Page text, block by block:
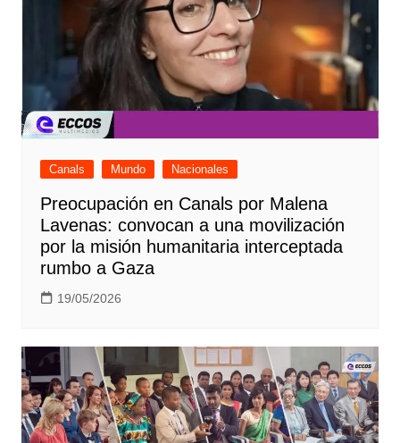
Canals Mundo Nacionales
Preocupación en Canals por Malena
Lavenas: convocan a una movilización
por la misión humanitaria interceptada
rumbo a Gaza
19/05/2026